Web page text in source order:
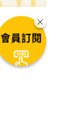
會員訂閱